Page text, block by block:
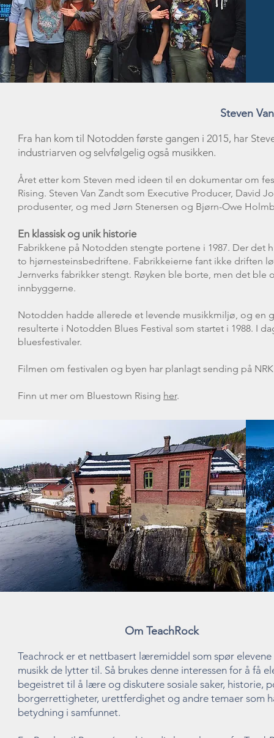
Steven
Fra han kom til Notodden første gangen i 2015, har
industriarven og selvfølgelig også musikken.
Året etter kom Steven med ideen til en dokumentar om
Rising. Steven Van Zandt som Executive Producer,
produsenter, og med Jørn Stenersen og Bjørn-Owe
En klassisk og unik historie
Fabrikkene på Notodden stengte portene i 1987. Der
to hjørnesteinsbedriftene. Fabrikkeierne fant ikke driften
Jernverks fabrikker stengt. Røyken ble borte, men det
innbyggerne.
Notodden hadde allerede et levende musikkmiljø, og en
resulterte i Notodden Blues Festival som startet i 1988. I
bluesfestivaler.
Filmen om festivalen og byen har planlagt sending på
Finn ut mer om Bluestown Rising her.
Om TeachRock
Teachrock er et nettbasert læremiddel som spør elevene
musikk de lytter til. Så brukes denne interessen for å få
begeistret til å lære og diskutere sosiale saker, historie,
borgerrettigheter, urettferdighet og andre temaer som
betydning i samfunnet.